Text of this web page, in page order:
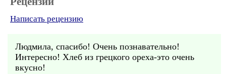
Написать рецензию
Людмила, спасибо! Очень познавательно!
Интересно! Хлеб из грецкого ореха-это очень
вкусно!